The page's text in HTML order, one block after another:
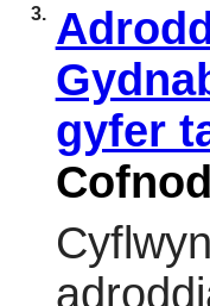
3.
gyfer